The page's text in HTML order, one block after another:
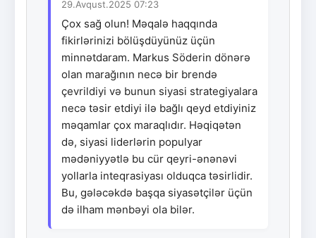
29.Avqust.2025 07:23
Çox sağ olun! Məqalə haqqında
fikirlərinizi bölüşdüyünüz üçün
minnətdaram. Markus Söderin dönərə
olan marağının necə bir brendə
çevrildiyi və bunun siyasi strategiyalara
necə təsir etdiyi ilə bağlı qeyd etdiyiniz
məqamlar çox maraqlıdır. Həqiqətən
də, siyasi liderlərin populyar
mədəniyyətlə bu cür qeyri-ənənəvi
yollarla inteqrasiyası olduqca təsirlidir.
Bu, gələcəkdə başqa siyasətçilər üçün
də ilham mənbəyi ola bilər.